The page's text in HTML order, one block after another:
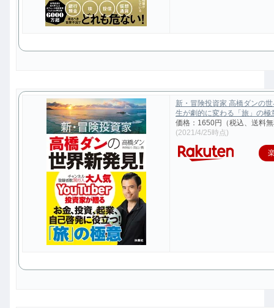
新・冒険投資家 高橋ダンの
生が劇的に変わる「旅」の極
価格：1650円（税込、送料
(2021/4/25時点)